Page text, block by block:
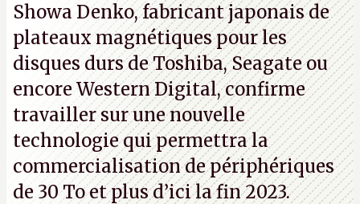
Showa Denko, fabricant japonais de
plateaux magnétiques pour les
disques durs de Toshiba, Seagate ou
encore Western Digital, confirme
travailler sur une nouvelle
technologie qui permettra la
commercialisation de périphériques
de 30 To et plus d’ici la fin 2023.